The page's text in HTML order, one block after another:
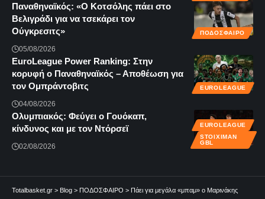
ΠΟΔΟΣΦΑΙΡΟ
Παναθηναϊκός: «Ο Κοτσόλης πάει στο
Βελιγράδι για να τσεκάρει τον
Ούγκρεσιτς»
05/08/2026
EUROLEAGUE
EuroLeague Power Ranking: Στην
κορυφή ο Παναθηναϊκός – Αποθέωση για
τον Ομπράντοβιτς
04/08/2026
EUROLEAGUE
STOIXIMAN
GBL
Ολυμπιακός: Φεύγει ο Γουόκαπ,
κίνδυνος και με τον Ντόρσεϊ
02/08/2026
Totalbasket.gr > Blog > ΠΟΔΟΣΦΑΙΡΟ > Πάει για μεγάλα «μπαμ» ο Μαρινάκης